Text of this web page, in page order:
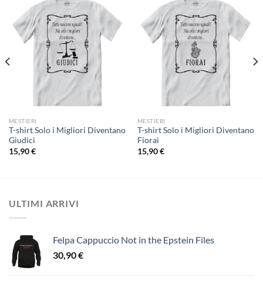
MESTIERI
T-shirt Solo i Migliori Diventano
Giudici
15,90€
MESTIERI
T-shirt Solo i Migliori Diventano
Fiorai
15,90€
ULTIMI ARRIVI
Felpa Cappuccio Not in the Epstein Files
30,90€